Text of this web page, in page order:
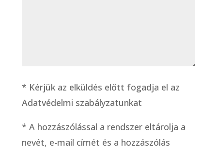
* Kérjük az elküldés előtt fogadja el az
Adatvédelmi szabályzatunkat
* A hozzászólással a rendszer eltárolja a
nevét, e-mail címét és a hozzászólás